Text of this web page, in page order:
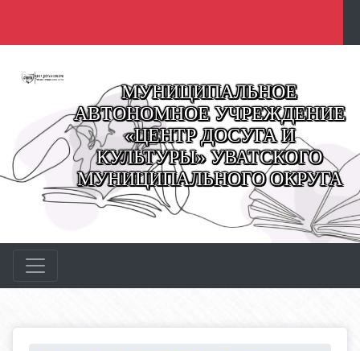
МУНИЦИПАЛЬНОЕ
АВТОНОМНОЕ УЧРЕЖДЕНИЕ
«ЦЕНТР ДОСУГА И
КУЛЬТУРЫ» УВАТСКОГО
МУНИЦИПАЛЬНОГО ОКРУГА